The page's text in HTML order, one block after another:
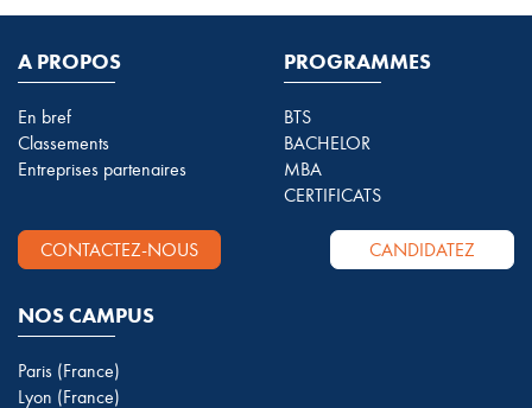
A PROPOS
En bref
Classements
Entreprises partenaires
PROGRAMMES
BTS
BACHELOR
MBA
CERTIFICATS
CONTACTEZ-NOUS CANDIDATEZ
NOS CAMPUS
Paris (France)
Lyon (France)